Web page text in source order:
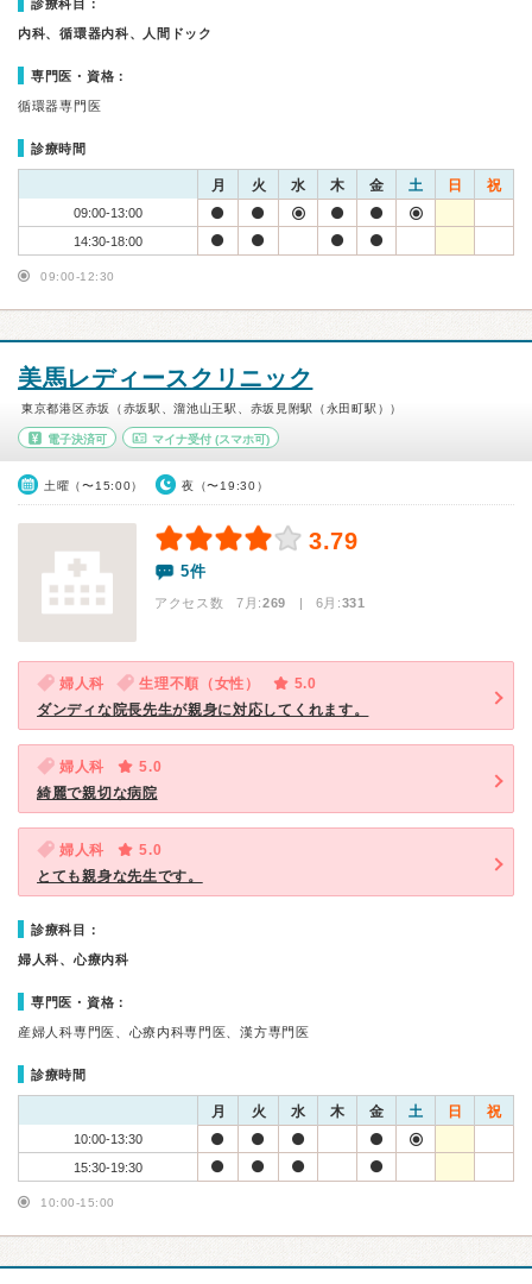
診療科目：
内科、循環器内科、人間ドック
専門医・資格：
循環器専門医
診療時間
月 火 水 木 金 土 日 祝
09:00-13:00
14:30-18:00
09:00-12:30
美馬レディースクリニック
東京都港区赤坂（赤坂駅、溜池山王駅、赤坂見附駅（永田町駅））
電子決済可 マイナ受付(スマホ可)
土曜（〜15:00） 夜（〜19:30）
3.79
5件
アクセス数 7月:269 | 6月:331
婦人科 生理不順（女性）
5.0
ダンディな院長先生が親身に対応してくれます。
婦人科
5.0
綺麗で親切な病院
婦人科
5.0
とても親身な先生です。
診療科目：
婦人科、心療内科
専門医・資格：
産婦人科専門医、心療内科専門医、漢方専門医
診療時間
月 火 水 木 金 土 日 祝
10:00-13:30
15:30-19:30
10:00-15:00